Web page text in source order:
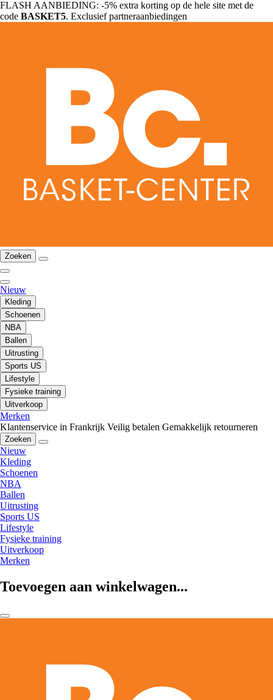
FLASH AANBIEDING: -5% extra korting op de hele site met de
code BASKET5. Exclusief partneraanbiedingen
Zoeken
Nieuw
Kleding
Schoenen
NBA
Ballen
Uitrusting
Sports US
Lifestyle
Fysieke training
Uitverkoop
Merken
Klantenservice in Frankrijk Veilig betalen Gemakkelijk retourneren
Zoeken
Nieuw
Kleding
Schoenen
NBA
Ballen
Uitrusting
Sports US
Lifestyle
Fysieke training
Uitverkoop
Merken
Toevoegen aan winkelwagen...